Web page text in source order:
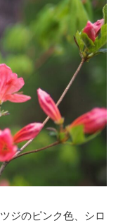
ジのピンク色、シロ